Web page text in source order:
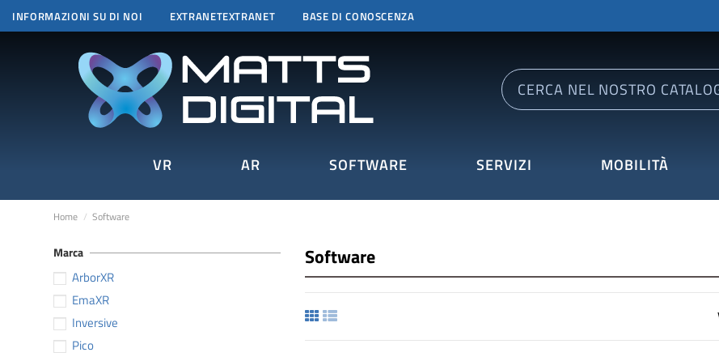
INFORMAZIONI SU DI NOI EXTRANETEXTRANET BASE DI CONOSCENZA
VR AR SOFTWARE SERVIZI MOBILITÀ
Home Software
Software
Marca
ArborXR
EmaXR
Inversive
Pico